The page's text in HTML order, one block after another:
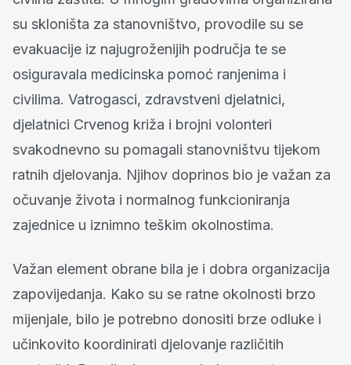
su skloništa za stanovništvo, provodile su se
evakuacije iz najugroženijih područja te se
osiguravala medicinska pomoć ranjenima i
civilima. Vatrogasci, zdravstveni djelatnici,
djelatnici Crvenog križa i brojni volonteri
svakodnevno su pomagali stanovništvu tijekom
ratnih djelovanja. Njihov doprinos bio je važan za
očuvanje života i normalnog funkcioniranja
zajednice u iznimno teškim okolnostima.
Važan element obrane bila je i dobra organizacija
zapovijedanja. Kako su se ratne okolnosti brzo
mijenjale, bilo je potrebno donositi brze odluke i
učinkovito koordinirati djelovanje različitih